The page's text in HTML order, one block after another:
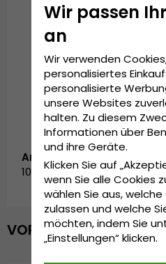
An der Rückseite der
Zusammensetzung
Polyester
Größeninformation:
den meisten.
Artikelnummer:
1004579.DkNavy/Grey
VOR KURZEM
Wir passen
an
Wir verwenden
personalisiertes
personalisierte
unsere Websites
halten. Zu diesem
Informationen über
und ihre Geräte.
Klicken Sie auf
wenn Sie alle Cookies
wählen Sie aus, welche
zulassen und welche
möchten, indem Sie
„Einstellungen“ klicken.